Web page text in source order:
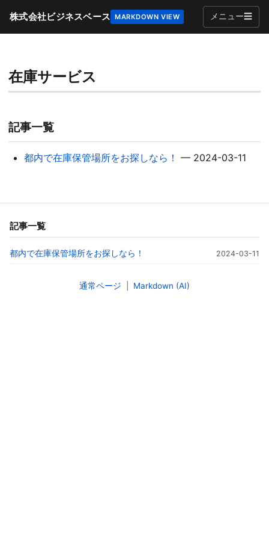
株式会社ビジネスベース MARKDOWN VIEW メニュー☰
在庫サービス
記事一覧
都内で在庫保管場所をお探しなら！ — 2024-03-11
記事一覧
都内で在庫保管場所をお探しなら！ 2024-03-11
通常ページ Markdown (AI)